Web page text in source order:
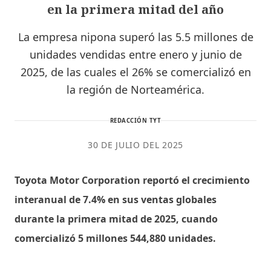
en la primera mitad del año
La empresa nipona superó las 5.5 millones de
unidades vendidas entre enero y junio de
2025, de las cuales el 26% se comercializó en
la región de Norteamérica.
REDACCIÓN TYT
30 DE JULIO DEL 2025
Toyota Motor Corporation reportó el crecimiento
interanual de 7.4% en sus ventas globales
durante la primera mitad de 2025, cuando
comercializó 5 millones 544,880 unidades.